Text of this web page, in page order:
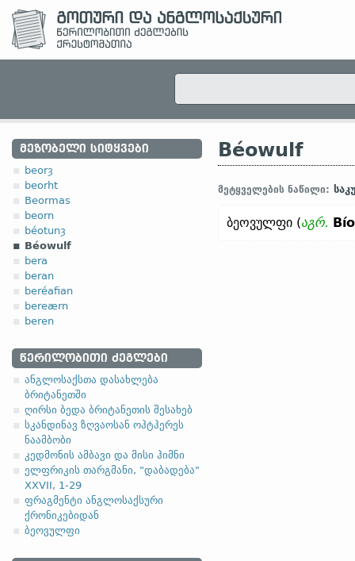
ᲛᲔᲖᲝᲑᲔᲚᲘ ᲡᲘᲢᲧᲕᲔᲑᲘ
beorȝ
beorht
Beormas
beorn
béotunȝ
Béowulf
bera
beran
beréafian
bereærn
beren
ᲬᲔᲠᲘᲚᲝᲑᲘᲗᲘ ᲫᲔᲒᲚᲔᲑᲘ
ანგლოსაქსთა დასახლება
ბრიტანეთში
ღირსი ბედა ბრიტანეთის შესახებ
სკანდინავ ზღვაოსან ოჰტჰერეს
ნაამბობი
კედმონის ამბავი და მისი ჰიმნი
ელფრიკის თარგმანი, "დაბადება"
XXVII, 1-29
ფრაგმენტი ანგლოსაქსური
ქრონიკებიდან
ბეოვულფი
Béowulf
მეტყველების ნაწილი:
ბეოვულფი (აგრ.